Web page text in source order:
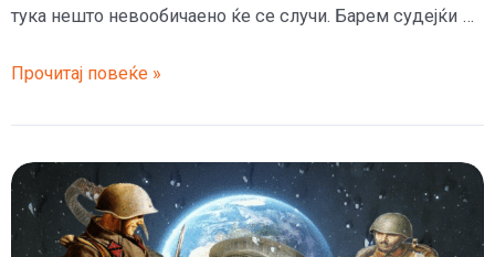
тука нешто невообичаено ќе се случи. Барем судејќи …
Вонземјанин
очила
посетил
Земјата
Прочитај повеќе »